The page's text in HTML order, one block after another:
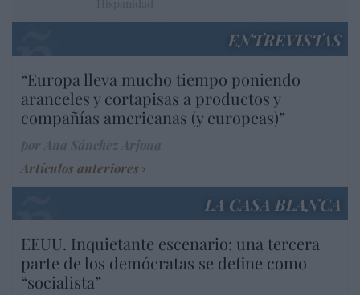
ENTREVISTAS
“Europa lleva mucho tiempo poniendo
aranceles y cortapisas a productos y
compañías americanas (y europeas)”
Artículos anteriores
LA CASA BLANCA
EEUU. Inquietante escenario: una tercera
parte de los demócratas se define como
“socialista”